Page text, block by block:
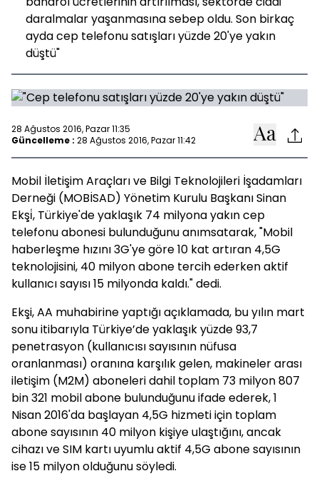
daralmalar yaşanmasına sebep oldu. Son birkaç
ayda cep telefonu satışları yüzde 20'ye yakın
düştü"
28 Ağustos 2016, Pazar 11:35
Güncelleme : 28 Ağustos 2016, Pazar 11:42
Mobil İletişim Araçları ve Bilgi Teknolojileri İşadamları
Derneği (MOBİSAD) Yönetim Kurulu Başkanı Sinan
Ekşi̇, Türkiye'de yaklaşık 74 milyona yakın cep
telefonu abonesi bulunduğunu anımsatarak, "Mobil
haberleşme hızını 3G'ye göre 10 kat artıran 4,5G
teknolojisini, 40 milyon abone tercih ederken aktif
kullanıcı sayısı 15 milyonda kaldı." dedi.
Ekşi, AA muhabirine yaptığı açıklamada, bu yılın mart
sonu itibarıyla Türkiye’de yaklaşık yüzde 93,7
penetrasyon (kullanıcısı sayısının nüfusa
oranlanması) oranına karşılık gelen, makineler arası
iletişim (M2M) aboneleri dahil toplam 73 milyon 807
bin 321 mobil abone bulunduğunu ifade ederek, 1
Nisan 2016'da başlayan 4,5G hizmeti için toplam
abone sayısının 40 milyon kişiye ulaştığını, ancak
cihazı ve SIM kartı uyumlu aktif 4,5G abone sayısının
ise 15 milyon olduğunu söyledi.